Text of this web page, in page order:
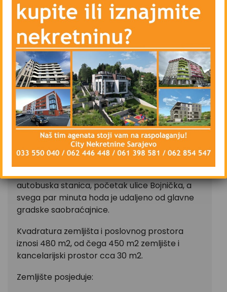
Uknjiženo
OPIS
CITY Nekretnine iznajmljuje višenamjensko
zemljište – plac sa manjim kancelarijskim
prostorom u općini Ilidža, naselje Stup, ukupne
površine 480 m2.
Zemljište se nalazi u ulici Nikole Šopa, naselje
Stup, općina Ilidža. U neposrednoj blizini istog
nalazi se nekoliko pravnih subjekata kao što su
Fructas, Elmark, Grizelj i drugi, supermarket,
autobuska stanica, početak ulice Bojnička, a
svega par minuta hoda je udaljeno od glavne
gradske saobraćajnice.
Kvadratura zemljišta i poslovnog prostora
iznosi 480 m2, od čega 450 m2 zemljište i
kancelarijski prostor cca 30 m2.
Zemljište posjeduje: